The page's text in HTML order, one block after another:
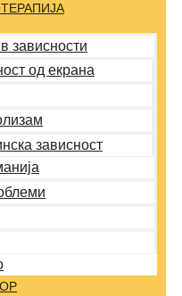
зависности
од екрана
зависност